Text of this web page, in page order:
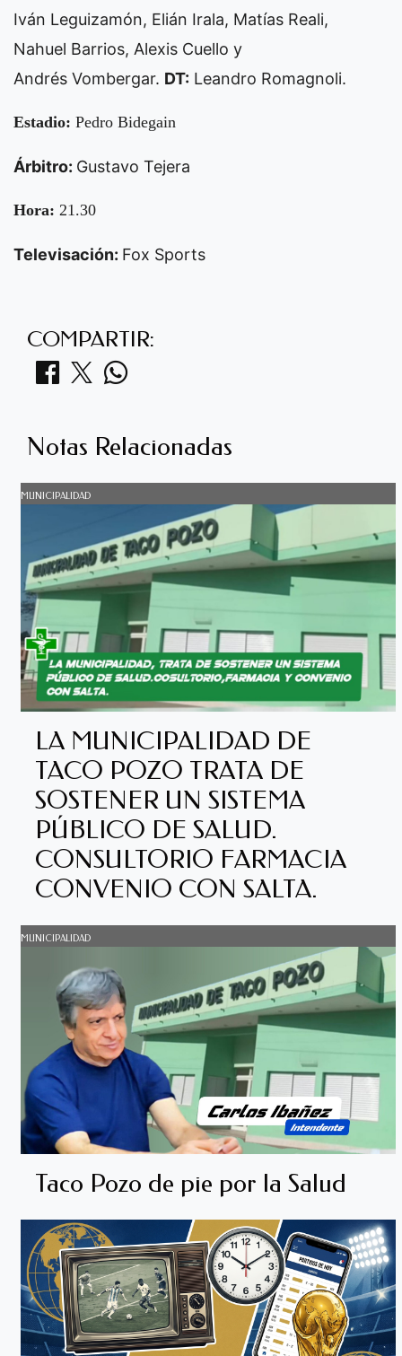
Iván Leguizamón, Elián Irala, Matías Reali,
Nahuel Barrios, Alexis Cuello y
Andrés Vombergar. DT: Leandro Romagnoli.
Estadio: Pedro Bidegain
Árbitro: Gustavo Tejera
Hora: 21.30
Televisación: Fox Sports
COMPARTIR:
Notas Relacionadas
MUNICIPALIDAD
LA MUNICIPALIDAD DE
TACO POZO TRATA DE
SOSTENER UN SISTEMA
PÚBLICO DE SALUD.
CONSULTORIO FARMACIA
CONVENIO CON SALTA.
MUNICIPALIDAD
Taco Pozo de pie por la Salud